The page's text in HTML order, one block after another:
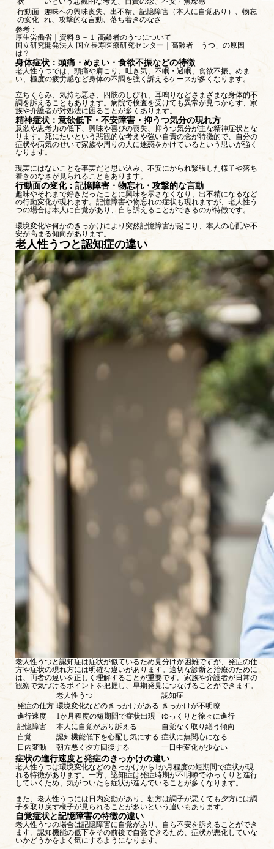
行動面
の変化
趣味への興味喪失、出不精、記憶障害（本人に自覚あり）、物忘
れ、攻撃的な言動、落ち着きのなさ
参考：
厚生労働省｜資料８－１ 高齢者のうつについて
国立研究開発法人 国立長寿医療研究センター｜高齢者「うつ」の原因
は？
身体症状：頭痛・めまい・食欲不振などの特徴
老人性うつでは、頭痛や肩こり、吐き気、不眠・過眠、食欲不振、めま
い、極度の疲労感など身体の不調を強く訴えるケースが多くなります。
立ちくらみ、気持ち悪さ、四肢のしびれ、耳鳴りなどさまざまな身体的不
調を訴えることもあります。病院で検査を受けても異常が見つからず、家
族や介護者が対処法に困ることが多くあります。
精神症状：意欲低下・不安障害・抑うつ気分の現れ方
意欲や思考力の低下、興味や喜びの喪失、抑うつ気分が主な精神症状とな
ります。死にたいという悲観的な考えや強い自責の念が特徴的で、自分の
症状や病気のせいで家族や周りの人に迷惑をかけているという思いが強く
なります。
現実にはないことを事実だと思い込み、不安にかられ緊張した様子や落ち
着きのなさが見られることもあります。
行動面の変化：記憶障害・物忘れ・攻撃的な言動
趣味やそれまで好きだったことに興味を示さなくなり、出不精になるなど
の行動変化が現れます。記憶障害や物忘れの症状も現れますが、老人性う
つの場合は本人に自覚があり、自ら訴えることができるのが特徴です。
環境変化や何かのきっかけにより突然記憶障害が起こり、本人の心配や不
安が高まる傾向があります。
老人性うつと認知症の違い
老人性うつと認知症は症状が似ているため見分けが困難ですが、発症の仕
方や症状の現れ方には明確な違いがあります。適切な診断と治療のために
は、両者の違いを正しく理解することが重要です。家族や介護者が日常の
観察で気づけるポイントを把握し、早期発見につなげることができます。
老人性うつ
認知症
発症の仕方 環境変化などのきっかけがある きっかけが不明瞭
進行速度
1か月程度の短期間で症状出現
ゆっくりと徐々に進行
記憶障害
本人に自覚があり訴える
自覚なく取り繕う傾向
自覚
認知機能低下を心配し気にする 症状に無関心になる
日内変動
朝方悪く夕方回復する 一日中変化が少ない
症状の進行速度と発症のきっかけの違い
老人性うつは環境変化などのきっかけから1か月程度の短期間で症状が現
れる特徴があります。一方、認知症は発症時期が不明瞭でゆっくりと進行
していくため、気がついたら症状が進んでいることが多くなります。
また、老人性うつには日内変動があり、朝方は調子が悪くても夕方には調
子を取り戻す様子が見られることが多いという違いもあります。
自覚症状と記憶障害の特徴の違い
老人性うつの場合は記憶障害に自覚があり、自ら不安を訴えることができ
ます。認知機能の低下をその前後で自覚できるため、症状が悪化していな
いかどうかをよく気にするようになります。